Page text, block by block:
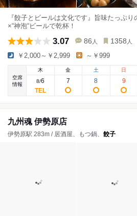
『餃子とビールは文化です』旨味たっぷ
×“神泡“ビールで乾杯！
3.07 86 人 1358 人
￥2,000～￥2,999 ～￥999
空席
情報
木
8/6
金
7
土
8
日
9
九州魂 伊勢原店
伊勢原駅 283m / 居酒屋、もつ鍋、 餃子